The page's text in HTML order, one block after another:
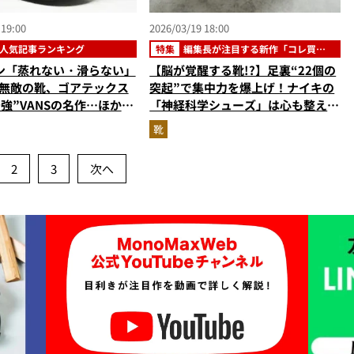
気記事ランキング
蒸れない・滑らない」
敵の靴、ゴアテックス
”VANSの名作…ほか
2026/03/19 18:00
特集
編集長が注目する新作「コレ買い
です」
【脳が覚醒する靴!?】足裏“22個の
突起”で集中力を爆上げ！ナイキの
「神経科学シューズ」は心も整える
／No.1モノ雑誌編集長のお墨付き
『コレ買いです』Vol.153
靴
2 3 次へ